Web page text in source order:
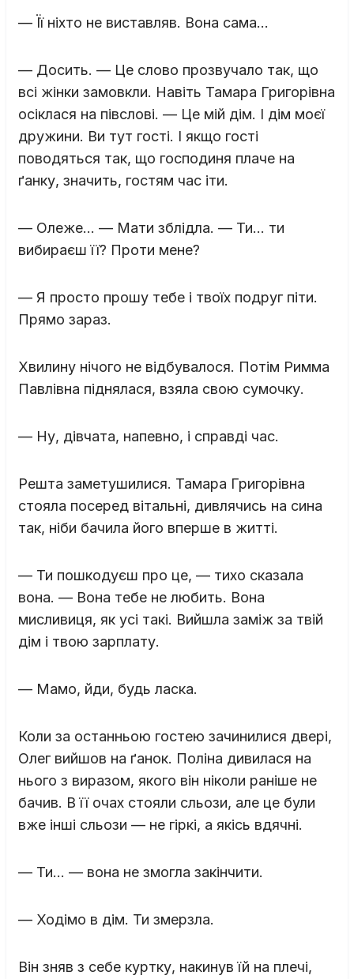
— Її ніхто не виставляв. Вона сама…
— Досить. — Це слово прозвучало так, що
всі жінки замовкли. Навіть Тамара Григорівна
осіклася на півслові. — Це мій дім. І дім моєї
дружини. Ви тут гості. І якщо гості
поводяться так, що господиня плаче на
ґанку, значить, гостям час іти.
— Олеже… — Мати зблідла. — Ти… ти
вибираєш її? Проти мене?
— Я просто прошу тебе і твоїх подруг піти.
Прямо зараз.
Хвилину нічого не відбувалося. Потім Римма
Павлівна піднялася, взяла свою сумочку.
— Ну, дівчата, напевно, і справді час.
Решта заметушилися. Тамара Григорівна
стояла посеред вітальні, дивлячись на сина
так, ніби бачила його вперше в житті.
— Ти пошкодуєш про це, — тихо сказала
вона. — Вона тебе не любить. Вона
мисливиця, як усі такі. Вийшла заміж за твій
дім і твою зарплату.
— Мамо, йди, будь ласка.
Коли за останньою гостею зачинилися двері,
Олег вийшов на ґанок. Поліна дивилася на
нього з виразом, якого він ніколи раніше не
бачив. В її очах стояли сльози, але це були
вже інші сльози — не гіркі, а якісь вдячні.
— Ти… — вона не змогла закінчити.
— Ходімо в дім. Ти змерзла.
Він зняв з себе куртку, накинув їй на плечі,